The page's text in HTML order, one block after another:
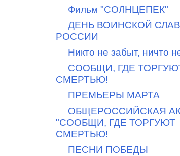
Фильм "СОЛНЦЕПЕК"
ДЕНЬ ВОИНСКОЙ
РОССИИ
Никто не забыт, ничто
СООБЩИ, ГДЕ
СМЕРТЬЮ!
ПРЕМЬЕРЫ МАРТА
ОБЩЕРОССИЙСКАЯ
"СООБЩИ, ГДЕ ТОРГУЮТ
СМЕРТЬЮ!
ПЕСНИ ПОБЕДЫ